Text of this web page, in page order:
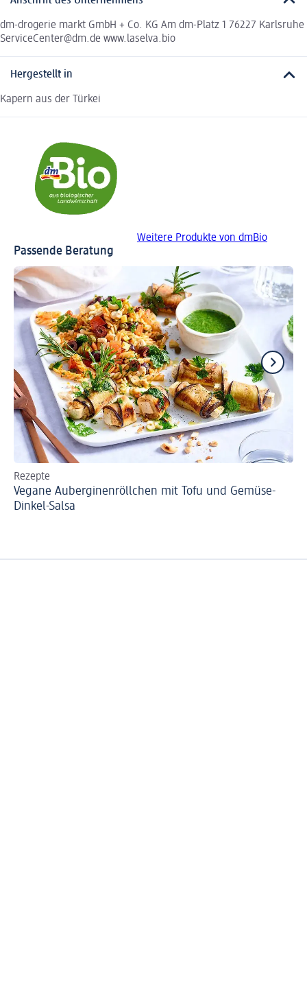
dm-drogerie markt GmbH + Co. KG Am dm-Platz 1 76227 Karlsruhe
ServiceCenter@dm.de www.laselva.bio
Hergestellt in
Kapern aus der Türkei
Weitere Produkte von dmBio
Passende Beratung
Rezepte
Vegane Auberginenröllchen mit Tofu und Gemüse-
Dinkel-Salsa